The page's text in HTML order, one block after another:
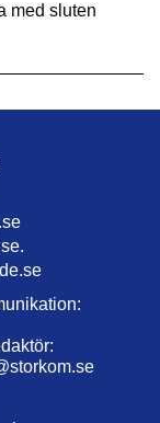
med sluten